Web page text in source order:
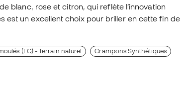
blanc, rose et citron, qui reflète l’innovation
est un excellent choix pour briller en cette fin de
(FG) - Terrain naturel Crampons Synthétiques